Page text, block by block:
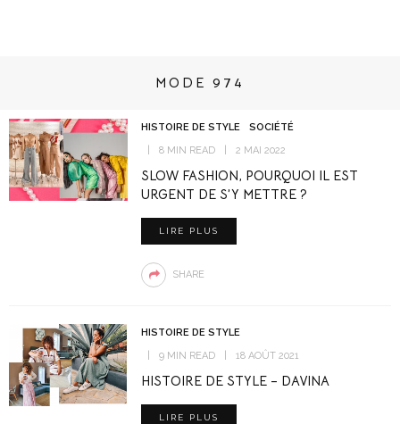
MODE 974
HISTOIRE DE STYLE
SOCIÉTÉ
8 MIN READ
2 MAI 2022
SLOW FASHION, POURQUOI IL EST
URGENT DE S’Y METTRE ?
LIRE PLUS
SHARE
HISTOIRE DE STYLE
9 MIN READ
18 AOÛT 2021
HISTOIRE DE STYLE – DAVINA
LIRE PLUS